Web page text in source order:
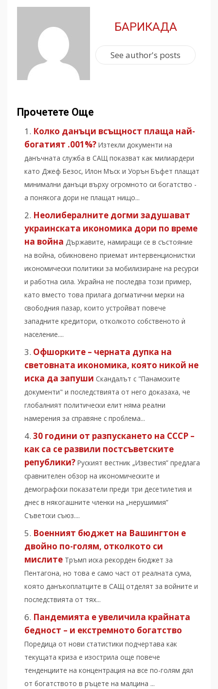
БАРИКАДА
See author's posts
Прочетете Още
Колко данъци всъщност плаща най-
богатият .001%? Изтекли документи на
данъчната служба в САЩ показват как милиардери
като Джеф Безос, Илон Мъск и Уорън Бъфет плащат
минимални данъци върху огромното си богатство -
а понякога дори не плащат нищо...
Неолибералните догми задушават
украинската икономика дори по време
на война Държавите, намиращи се в състояние
на война, обикновено приемат интервенционистки
икономически политики за мобилизиране на ресурси
и работна сила. Украйна не последва този пример,
като вместо това прилага догматични мерки на
свободния пазар, които устройват повече
западните кредитори, отколкото собственото ѝ
население....
Офшорките – черната дупка на
световната икономика, която никой не
иска да запуши Скандалът с "Панамските
документи" и последствията от него доказаха, че
глобалният политически елит няма реални
намерения за справяне с проблема...
30 години от разпускането на СССР –
как са се развили постсъветските
републики? Руският вестник „Известия” предлага
сравнителен обзор на икономическите и
демографски показатели преди три десетилетия и
днес в някогашните членки на „нерушимия”
Съветски съюз....
Военният бюджет на Вашингтон е
двойно по-голям, отколкото си
мислите Тръмп иска рекорден бюджет за
Пентагона, но това е само част от реалната сума,
която данъкоплатците в САЩ отделят за войните и
последствията от тях...
Пандемията е увеличила крайната
бедност – и екстремното богатство
Поредица от нови статистики подчертава как
текущата криза е изострила още повече
тенденциите на концентрация на все по-голям дял
от богатството в ръцете на малцина ...